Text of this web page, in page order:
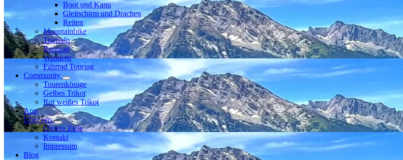
Boot und Kanu
Gleitschirm und Drachen
Reiten
Mountainbike
Transalp
Rennrad
Wandern
Fahrrad Touring
Community
Tourenkönige
Gelbes Trikot
Rot weißes Trikot
App
Über uns
Unsere Ziele
Kontakt
Impressum
Blog